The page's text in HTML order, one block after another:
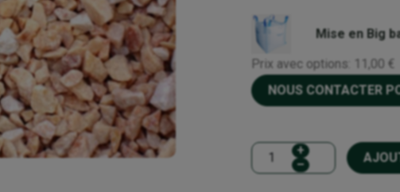
Mise en Big
Prix avec options: 11,00 €
NOUS CONTACTER
+
–